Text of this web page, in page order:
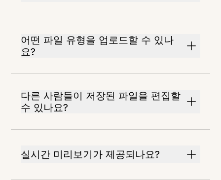
어떤 파일 유형을 업로드할 수 있나
요?
다른 사람들이 저장된 파일을 편집할
수 있나요?
실시간 미리보기가 제공되나요?